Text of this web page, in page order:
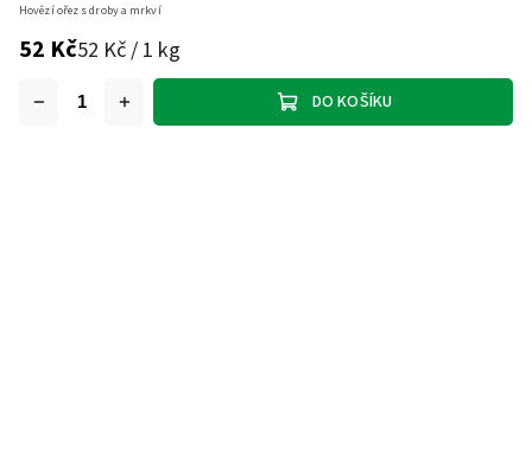
52 Kč52 Kč / 1 kg
DO KOŠÍKU
Hovězí ořez s droby a mrkví